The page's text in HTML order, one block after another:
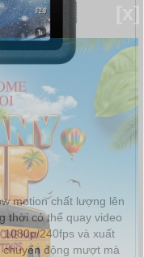
motion chất lượng lên
thời có thể quay video
240fps và xuất
động mượt mà
[x]